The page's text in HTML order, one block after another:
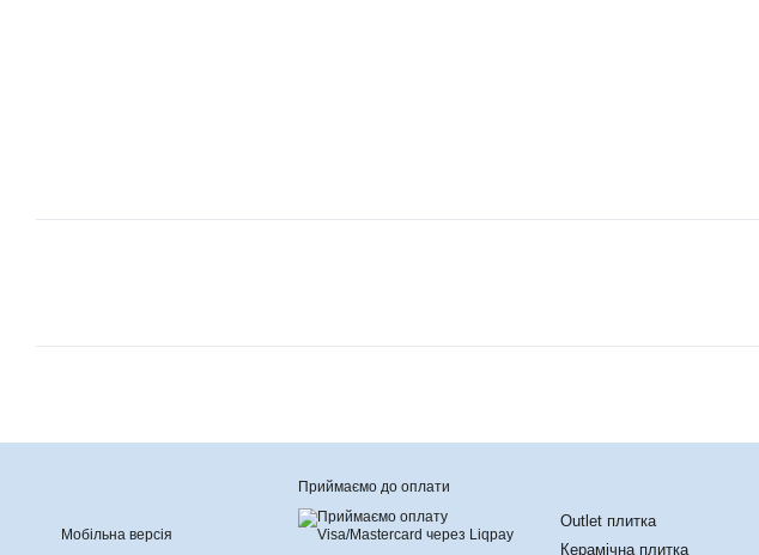
Мобільна версія
Приймаємо до оплати
Outlet плитка
Керамічна плитка